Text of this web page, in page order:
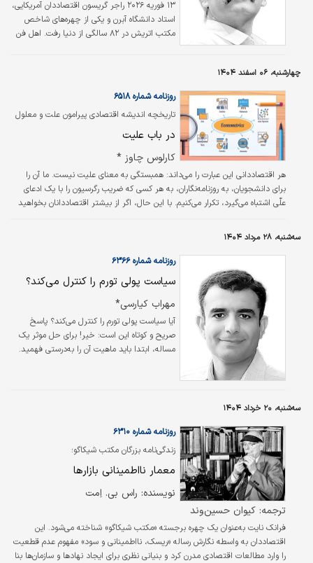
۱۳ فوریه ۲۰۲۶ راجر گریسون اقتصاددان آمریکایی،
استاد دانشگاه آبرن و یکی از چهره‌های شاخص
مکتب اتریش در ۸۲ سالگی از دنیا رفت. اهل فن
سال ۲۰۰۱ منتشر شد با کمک همین نمودارها
نظریات اقتصاد کلان مکاتب مختلف اندیشه
اقتصادی معاصر (از جمله اتریشی‌ها، کینزی‌ها و
پول‌گرایان) را کنار هم گذاشت و توانست با
متعارض تئوریک را برای خواننده…
چهارشنبه، ۰۶ اسفند ۱۴۰۴
تاریخچه اندیشه اقتصادی پیرامون علت و معلول
بررسی شد (قسمت اول)
روزنامه شماره ۶۵۱۸
در باب علیت
کارلوس چاوز *
هر اقتصاددانی این عبارت را می‌داند: همبستگی به معنای علیت نیست. ما آن را
برای دانشجویان، به روزنامه‌نگاران، به هر کسی که ضریب رگرسیون را با یک ادعای
علّی اشتباه می‌گیرد، تکرار می‌کنیم. با این حال، اگر از بیشتر اقتصاددانان بخواهید
اثرات علّی را شناسایی کنیم. ما تهدیدهای موجود برای شناسایی را می‌شناسیم اما
مطرح می‌شود.
سه‌شنبه، ۲۸ مرداد ۱۴۰۴
روزنامه شماره ۶۳۶۶
سیاست‌ پولی تورم را کنترل می‌کند؟
مهراب کیارسی*
آیا سیاست پولی تورم را کنترل می‌کند؟ پاسخ
صریح و کوتاه این است: خیر! برای حل موثر یک
مساله، ابتدا باید ماهیت آن را به‌درستی فهمید.
سه‌شنبه، ۲۰ خرداد ۱۴۰۴
زندگی‌نامه بزرگان مکتب شیکاگو؛
روزنامه شماره ۶۳۱۰
معمار نااطمینانی بازارها
نويسنده: راس بي. اِمت
ترجمه: کيوان حسين‌وند
فرانک نایت به‌عنوان یک چهره برجسته «مکتب شیکاگو» شناخته می‌شود. این
اقتصاددان به واسطه نگارش رساله «ریسک، نااطمینانی و سود» مفهوم عدم قطعیت
را وارد مطالعات اقتصادی مدرن کرد و بنیانی نظری برای ایجاد نهادها و سازمان‌ها بنا